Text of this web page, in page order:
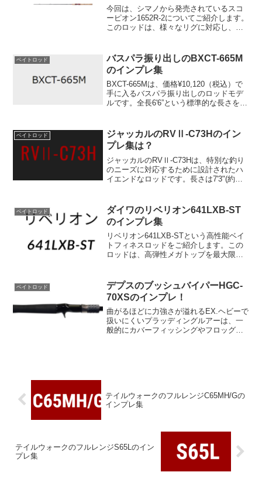
今回は、シマノから発売されているスコ
ーピオン1652R-2についてご紹介します。
このロッドは、様々なリグに対応し、ト
広くこなすことができる、まさにバーサ
タイルな一本です...
ベイトロッド
バスパラ振り出しのBXCT-665M
のインプレ集
BXCT-665Mは、価格¥10,120（税込）で
手に入るバスパラ振り出しのロッドモデ
ルです。全長6'6”という標準的な長さを持
ンはRFとなっており、...
ベイトロッド
ジャッカルのRVⅡ-C73Hのイン
プレ集は？
ジャッカルのRVⅡ-C73Hは、特別な釣り
のニーズに対応するために設計されたハ
イエンドなロッドです。長さは7'3"(約
はわずか120.8gで、非常に軽量です...
ベイトロッド
ダイワのリベリオン641LXB-ST
のインプレ集
リベリオン641LXB-STという高性能ベイ
トフィネスロッドをご紹介します。この
ロッドは、高弾性メガトップを最大限に
オン641LXB-STの最大の特徴は、ボトム
の障害物...
ベイトロッド
デプスのブッシュバイパーHGC-
70XSのインプレ！
曲がるほどに力強さが溢れるEX.ヘビーで
扱いにくいプラッディングルアーは、一
般的にカバーフィッシングやフロッグの
テイルウォークのフルレンジC65MH/Gの
インプレ集
テイルウォークのフルレンジS65Lのイン
プレ集